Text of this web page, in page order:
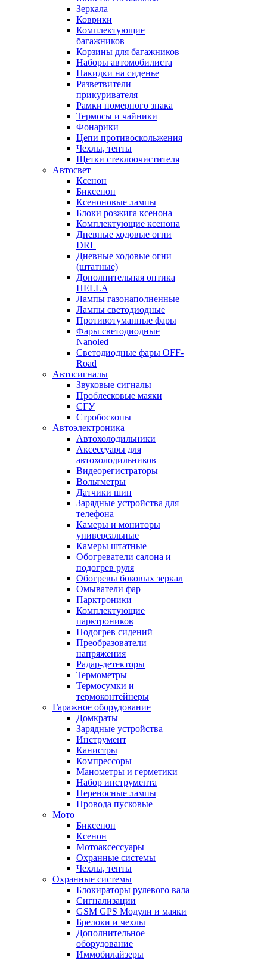
Зеркала
Коврики
Комплектующие
багажников
Корзины для багажников
Наборы автомобилиста
Накидки на сиденье
Разветвители
прикуривателя
Рамки номерного знака
Термосы и чайники
Фонарики
Цепи противоскольжения
Чехлы, тенты
Щетки стеклоочистителя
Автосвет
Ксенон
Биксенон
Ксеноновые лампы
Блоки розжига ксенона
Комплектующие ксенона
Дневные ходовые огни
DRL
Дневные ходовые огни
(штатные)
Дополнительная оптика
HELLA
Лампы газонаполненные
Лампы светодиодные
Противотуманные фары
Фары светодиодные
Nanoled
Светодиодные фары OFF-
Road
Автосигналы
Звуковые сигналы
Проблесковые маяки
СГУ
Стробоскопы
Автоэлектроника
Автохолодильники
Аксессуары для
автохолодильников
Видеорегистраторы
Вольтметры
Датчики шин
Зарядные устройства для
телефона
Камеры и мониторы
универсальные
Камеры штатные
Обогреватели салона и
подогрев руля
Обогревы боковых зеркал
Омыватели фар
Парктроники
Комплектующие
парктроников
Подогрев сидений
Преобразователи
напряжения
Радар-детекторы
Термометры
Термосумки и
термоконтейнеры
Гаражное оборудование
Домкраты
Зарядные устройства
Инструмент
Канистры
Компрессоры
Манометры и герметики
Набор инструмента
Переносные лампы
Провода пусковые
Мото
Биксенон
Ксенон
Мотоаксессуары
Охранные системы
Чехлы, тенты
Охранные системы
Блокираторы рулевого вала
Сигнализации
GSM GPS Модули и маяки
Брелоки и чехлы
Дополнительное
оборудование
Иммобилайзеры